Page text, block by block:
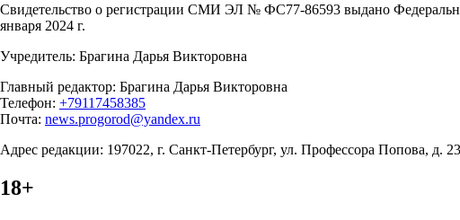
Свидетельство о регистрации СМИ ЭЛ № ФС77-86593 выдано
января 2024 г.
Учредитель: Брагина Дарья Викторовна
Главный редактор: Брагина Дарья Викторовна
Телефон: +79117458385
Почта: news.progorod@yandex.ru
Адрес редакции: 197022, г. Санкт-Петербург, ул. Профессора Попова,
18+